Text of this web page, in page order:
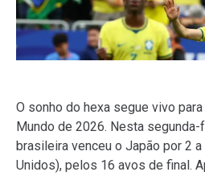
O sonho do hexa segue vivo
Mundo de 2026. Nesta
brasileira venceu o Japão por 2
Unidos), pelos 16 avos de final.